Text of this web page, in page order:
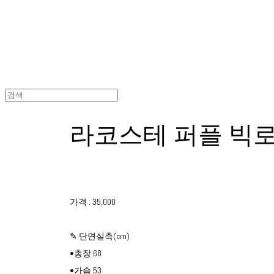
라코스테 퍼플 빅
가격 : 35,000
✎ 단면실측(cm)
•총장 68
•가슴 53